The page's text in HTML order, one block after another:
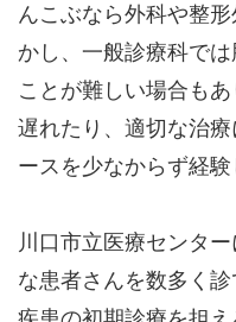
んこぶなら外科や整
かし、一般診療科で
ことが難しい場合も
遅れたり、適切な治
ースを少なからず経験
川口市立医療センタ
な患者さんを数多く